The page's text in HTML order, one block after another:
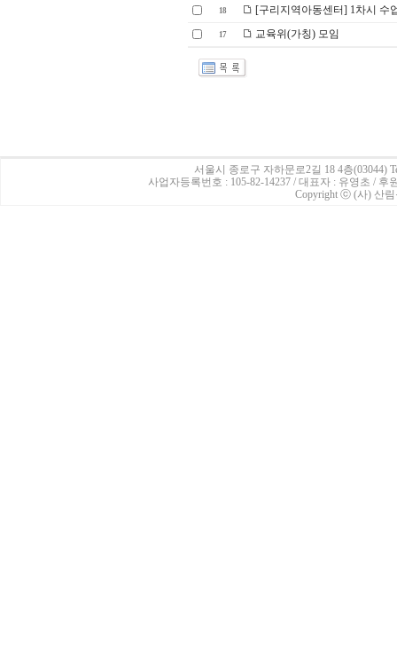
18 [구리지역아동센터] 1차시 수
17 교육위(가칭) 모임
서울시 종로구 자하문로2길 18 4층(03044)
사업자등록번호 : 105-82-14237 / 대표자 : 유영초 /
Copyright ⓒ (사) 산림